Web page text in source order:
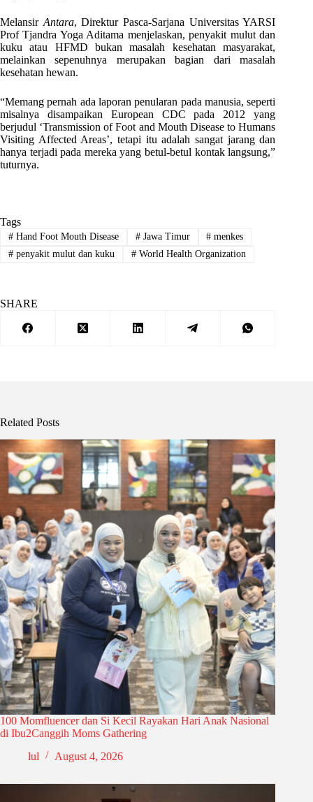
Melansir Antara, Direktur Pasca-Sarjana Universitas YARSI
Prof Tjandra Yoga Aditama menjelaskan, penyakit mulut dan
kuku atau HFMD bukan masalah kesehatan masyarakat,
melainkan sepenuhnya merupakan bagian dari masalah
kesehatan hewan.
“Memang pernah ada laporan penularan pada manusia, seperti
misalnya disampaikan European CDC pada 2012 yang
berjudul ‘Transmission of Foot and Mouth Disease to Humans
Visiting Affected Areas’, tetapi itu adalah sangat jarang dan
hanya terjadi pada mereka yang betul-betul kontak langsung,”
tuturnya.
Tags
#Hand Foot Mouth Disease #Jawa Timur # menkes
#penyakit mulut dan kuku #World Health Organization
SHARE
Related Posts
100 Momfluencer dan Si Kecil Rayakan Hari Anak Nasional
di Ibu2Canggih Moms Gathering
lul
August 4, 2026